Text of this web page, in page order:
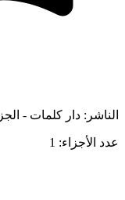
الناشر: دار كلمات -
عدد الأجزاء: 1